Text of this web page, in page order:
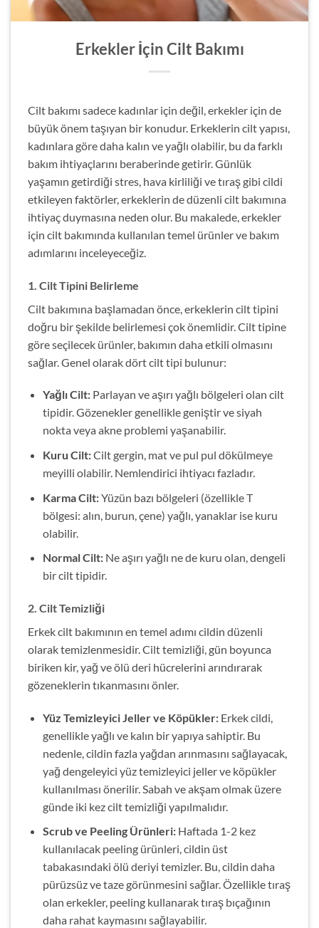
Erkekler İçin Cilt Bakımı
Cilt bakımı sadece kadınlar için değil, erkekler için de
büyük önem taşıyan bir konudur. Erkeklerin cilt yapısı,
kadınlara göre daha kalın ve yağlı olabilir, bu da farklı
bakım ihtiyaçlarını beraberinde getirir. Günlük
yaşamın getirdiği stres, hava kirliliği ve tıraş gibi cildi
etkileyen faktörler, erkeklerin de düzenli cilt bakımına
ihtiyaç duymasına neden olur. Bu makalede, erkekler
için cilt bakımında kullanılan temel ürünler ve bakım
adımlarını inceleyeceğiz.
1. Cilt Tipini Belirleme
Cilt bakımına başlamadan önce, erkeklerin cilt tipini
doğru bir şekilde belirlemesi çok önemlidir. Cilt tipine
göre seçilecek ürünler, bakımın daha etkili olmasını
sağlar. Genel olarak dört cilt tipi bulunur:
Yağlı Cilt:Parlayan ve aşırı yağlı bölgeleri olan cilt
tipidir. Gözenekler genellikle geniştir ve siyah
nokta veya akne problemi yaşanabilir.
Kuru Cilt:Cilt gergin, mat ve pul pul dökülmeye
meyilli olabilir. Nemlendirici ihtiyacı fazladır.
Karma Cilt:Yüzün bazı bölgeleri (özellikle T
bölgesi: alın, burun, çene) yağlı, yanaklar ise kuru
olabilir.
Normal Cilt:Ne aşırı yağlı ne de kuru olan, dengeli
bir cilt tipidir.
2. Cilt Temizliği
Erkek cilt bakımının en temel adımı cildin düzenli
olarak temizlenmesidir. Cilt temizliği, gün boyunca
biriken kir, yağ ve ölü deri hücrelerini arındırarak
gözeneklerin tıkanmasını önler.
Yüz Temizleyici Jeller ve Köpükler:Erkek cildi,
genellikle yağlı ve kalın bir yapıya sahiptir. Bu
nedenle, cildin fazla yağdan arınmasını sağlayacak,
yağ dengeleyici yüz temizleyici jeller ve köpükler
kullanılması önerilir. Sabah ve akşam olmak üzere
günde iki kez cilt temizliği yapılmalıdır.
Scrub ve Peeling Ürünleri:Haftada 1-2 kez
kullanılacak peeling ürünleri, cildin üst
tabakasındaki ölü deriyi temizler. Bu, cildin daha
pürüzsüz ve taze görünmesini sağlar. Özellikle tıraş
olan erkekler, peeling kullanarak tıraş bıçağının
daha rahat kaymasını sağlayabilir.